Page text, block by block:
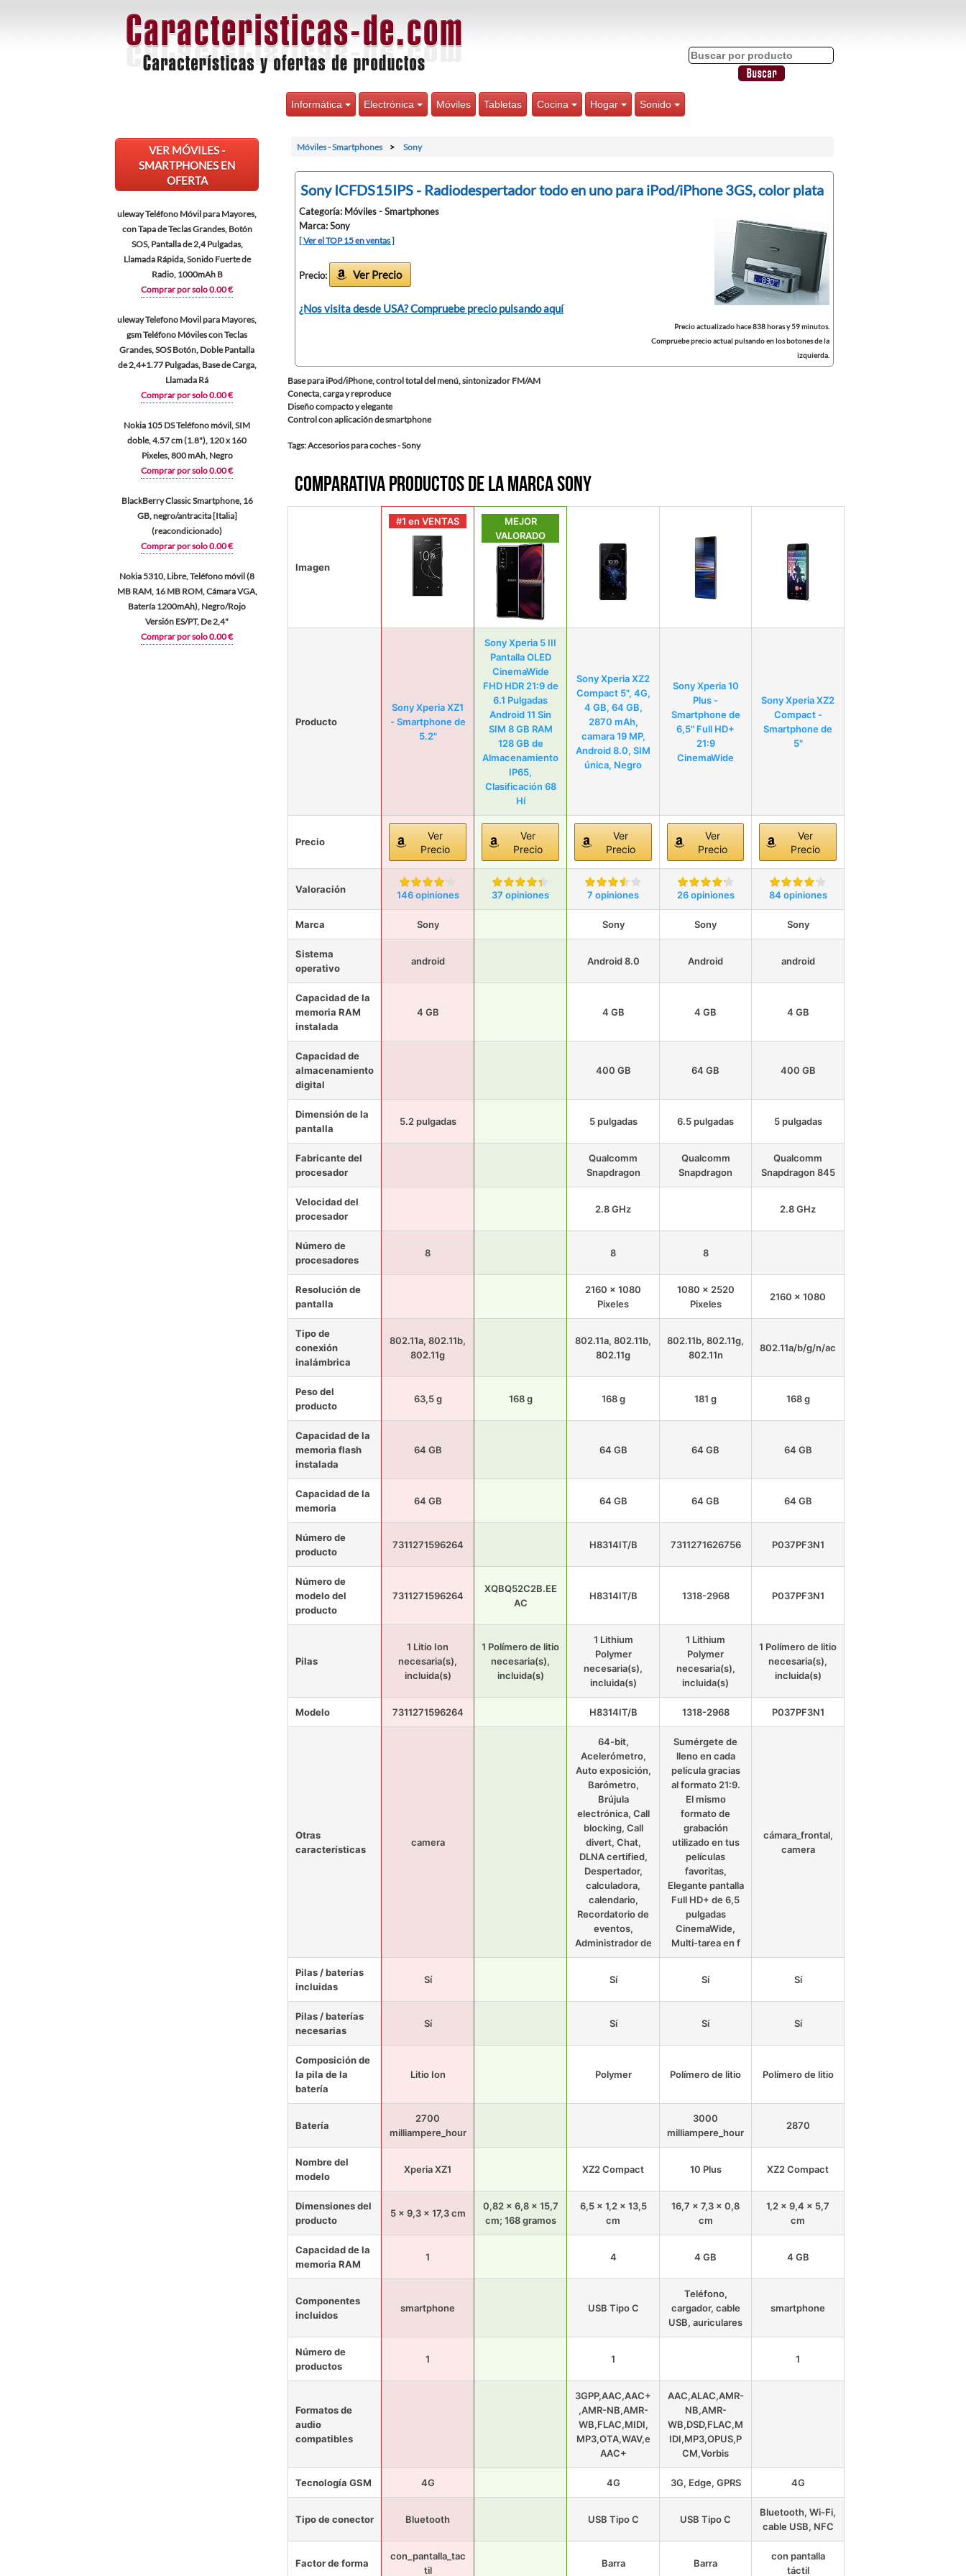
Informática Electrónica Móviles Tabletas Cocina Hogar Sonido
VER MÓVILES -
SMARTPHONES EN
OFERTA
uleway Teléfono Móvil para Mayores,
con Tapa de Teclas Grandes, Botón
SOS, Pantalla de 2,4 Pulgadas,
Llamada Rápida, Sonido Fuerte de
Radio, 1000mAh B
Comprar por solo 0.00 €
uleway Telefono Movil para Mayores,
gsm Teléfono Móviles con Teclas
Grandes, SOS Botón, Doble Pantalla
de 2,4+1.77 Pulgadas, Base de Carga,
Llamada Rá
Comprar por solo 0.00 €
Nokia 105 DS Teléfono móvil, SIM
doble, 4.57 cm (1.8"), 120 x 160
Pixeles, 800 mAh, Negro
Comprar por solo 0.00 €
BlackBerry Classic Smartphone, 16
GB, negro/antracita [Italia]
(reacondicionado)
Comprar por solo 0.00 €
Nokia 5310, Libre, Teléfono móvil (8
MB RAM, 16 MB ROM, Cámara VGA,
Batería 1200mAh), Negro/Rojo
Versión ES/PT, De 2,4"
Comprar por solo 0.00 €
Móviles - Smartphones Sony
Sony ICFDS15IPS - Radiodespertador todo en uno para iPod/iPhone 3GS, color plata
Categoría: Móviles - Smartphones
Marca: Sony
[ Ver el TOP 15 en ventas ]
Precio: Ver Precio
¿Nos visita desde USA? Compruebe precio pulsando aquí
Precio actualizado hace 838 horas y 59 minutos.
Compruebe precio actual pulsando en los botones de la
izquierda.
Base para iPod/iPhone, control total del menú, sintonizador FM/AM
Conecta, carga y reproduce
Diseño compacto y elegante
Control con aplicación de smartphone
Tags: Accesorios para coches - Sony
Comparativa productos de la marca Sony
Imagen
#1 en VENTAS
MEJOR
VALORADO
Producto
Sony Xperia XZ1
- Smartphone de
5.2"
Sony Xperia 5 III
Pantalla OLED
CinemaWide
FHD HDR 21:9 de
6.1 Pulgadas
Android 11 Sin
SIM 8 GB RAM
128 GB de
Almacenamiento
IP65,
Clasificación 68
Hí
Sony Xperia XZ2
Compact 5", 4G,
4 GB, 64 GB,
2870 mAh,
camara 19 MP,
Android 8.0, SIM
única, Negro
Sony Xperia 10
Plus -
Smartphone de
6,5" Full HD+
21:9
CinemaWide
Sony Xperia XZ2
Compact -
Smartphone de
5"
Precio
Ver
Precio
Ver
Precio
Ver
Precio
Ver
Precio
Ver
Precio
Valoración 146 opiniones 37 opiniones 7 opiniones 26 opiniones 84 opiniones
Marca Sony Sony Sony Sony
Sistema
operativo
android Android 8.0 Android android
Capacidad de la
memoria RAM
instalada
4 GB 4 GB 4 GB 4 GB
Capacidad de
almacenamiento
digital
400 GB 64 GB 400 GB
Dimensión de la
pantalla
5.2 pulgadas 5 pulgadas 6.5 pulgadas 5 pulgadas
Fabricante del
procesador
Qualcomm
Snapdragon
Qualcomm
Snapdragon
Qualcomm
Snapdragon 845
Velocidad del
procesador
2.8 GHz 2.8 GHz
Número de
procesadores
8 8 8
Resolución de
pantalla
2160 x 1080
Pixeles
1080 x 2520
Pixeles
2160 x 1080
Tipo de
conexión
inalámbrica
802.11a, 802.11b,
802.11g
802.11a, 802.11b,
802.11g
802.11b, 802.11g,
802.11n
802.11a/b/g/n/ac
Peso del
producto
63,5 g 168 g 168 g 181 g 168 g
Capacidad de la
memoria flash
instalada
64 GB 64 GB 64 GB 64 GB
Capacidad de la
memoria
64 GB 64 GB 64 GB 64 GB
Número de
producto
7311271596264 H8314IT/B 7311271626756 P037PF3N1
Número de
modelo del
producto
7311271596264
XQBQ52C2B.EE
AC
H8314IT/B 1318-2968 P037PF3N1
Pilas
1 Litio Ion
necesaria(s),
incluida(s)
1 Polímero de litio
necesaria(s),
incluida(s)
1 Lithium
Polymer
necesaria(s),
incluida(s)
1 Lithium
Polymer
necesaria(s),
incluida(s)
1 Polímero de litio
necesaria(s),
incluida(s)
Modelo 7311271596264 H8314IT/B 1318-2968 P037PF3N1
Otras
características
camera
64-bit,
Acelerómetro,
Auto exposición,
Barómetro,
Brújula
electrónica, Call
blocking, Call
divert, Chat,
DLNA certified,
Despertador,
calculadora,
calendario,
Recordatorio de
eventos,
Administrador de
Sumérgete de
lleno en cada
película gracias
al formato 21:9.
El mismo
formato de
grabación
utilizado en tus
películas
favoritas,
Elegante pantalla
Full HD+ de 6,5
pulgadas
CinemaWide,
Multi-tarea en f
cámara_frontal,
camera
Pilas / baterías
incluidas
Sí Sí Sí Sí
Pilas / baterías
necesarias
Sí Sí Sí Sí
Composición de
la pila de la
batería
Litio Ion Polymer Polímero de litio Polímero de litio
Batería
2700
milliampere_hour
3000
milliampere_hour
2870
Nombre del
modelo
Xperia XZ1 XZ2 Compact 10 Plus XZ2 Compact
Dimensiones del
producto
5 x 9,3 x 17,3 cm
0,82 x 6,8 x 15,7
cm; 168 gramos
6,5 x 1,2 x 13,5
cm
16,7 x 7,3 x 0,8
cm
1,2 x 9,4 x 5,7
cm
Capacidad de la
memoria RAM
1 4 4 GB 4 GB
Componentes
incluidos
smartphone USB Tipo C
Teléfono,
cargador, cable
USB, auriculares
smartphone
Número de
productos
1 1 1
Formatos de
audio
compatibles
3GPP,AAC,AAC+
,AMR-NB,AMR-
WB,FLAC,MIDI,
MP3,OTA,WAV,e
AAC+
AAC,ALAC,AMR-
NB,AMR-
WB,DSD,FLAC,M
IDI,MP3,OPUS,P
CM,Vorbis
Tecnología GSM 4G 4G 3G, Edge, GPRS 4G
Tipo de conector Bluetooth USB Tipo C USB Tipo C
Bluetooth, Wi-Fi,
cable USB, NFC
Factor de forma
con_pantalla_tac
til
Barra Barra
con pantalla
táctil